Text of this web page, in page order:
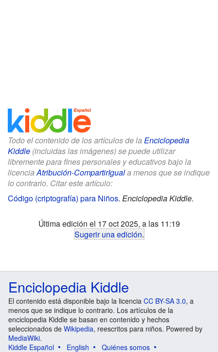
Todo el contenido de los artículos de la Enciclopedia
Kiddle (incluidas las imágenes) se puede utilizar
libremente para fines personales y educativos bajo la
licencia Atribución-CompartirIguala menos que se indique
lo contrario. Citar este artículo:
Código (criptografía) para Niños. Enciclopedia Kiddle.
Última edición el 17 oct 2025, a las 11:19
Sugerir una edición.
Enciclopedia Kiddle
El contenido está disponible bajo la licencia CC BY-SA 3.0, a
menos que se indique lo contrario. Los artículos de la
enciclopedia Kiddle se basan en contenido y hechos
seleccionados de Wikipedia, reescritos para niños. Powered by
MediaWiki.
Kiddle Español
English
Quiénes somos